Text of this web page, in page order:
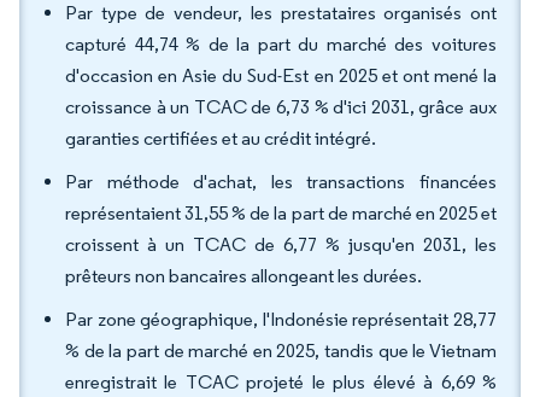
Par type de vendeur, les prestataires organisés ont
capturé 44,74 % de la part du marché des voitures
d'occasion en Asie du Sud-Est en 2025 et ont mené la
croissance à un TCAC de 6,73 % d'ici 2031, grâce aux
garanties certifiées et au crédit intégré.
Par méthode d'achat, les transactions financées
représentaient 31,55 % de la part de marché en 2025 et
croissent à un TCAC de 6,77 % jusqu'en 2031, les
prêteurs non bancaires allongeant les durées.
Par zone géographique, l'Indonésie représentait 28,77
% de la part de marché en 2025, tandis que le Vietnam
enregistrait le TCAC projeté le plus élevé à 6,69 %